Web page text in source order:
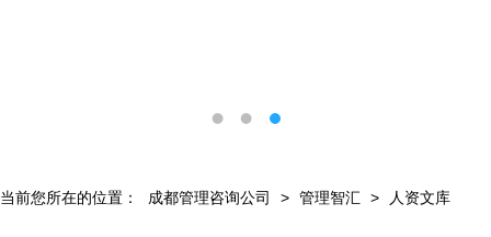
当前您所在的位置： 成都管理咨询公司 > 管理智汇 > 人资文库